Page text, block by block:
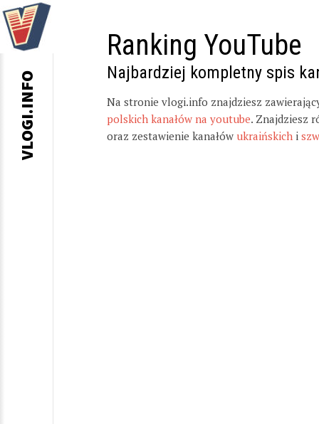
Ranking YouTube
Najbardziej kompletny spis
Na stronie vlogi.info znajdziesz
polskich kanałów na youtube. Znajdziesz
oraz zestawienie kanałów ukraińskich i
VLOGI.INFO